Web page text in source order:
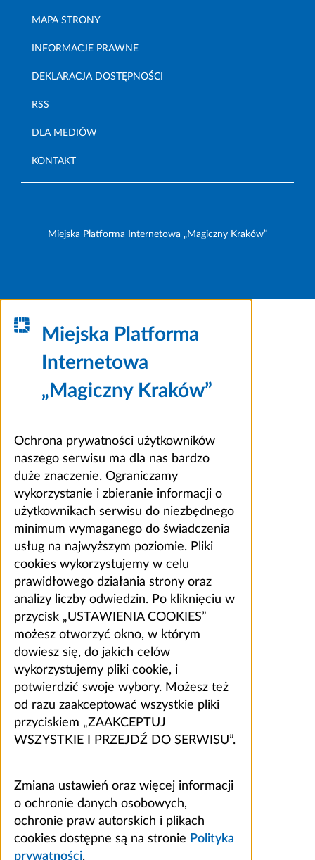
MAPA STRONY
INFORMACJE PRAWNE
DEKLARACJA DOSTĘPNOŚCI
RSS
DLA MEDIÓW
KONTAKT
Miejska Platforma Internetowa „Magiczny Kraków”
Miejska Platforma
Internetowa
„Magiczny Kraków”
Ochrona prywatności użytkowników
naszego serwisu ma dla nas bardzo
duże znaczenie. Ograniczamy
wykorzystanie i zbieranie informacji o
użytkownikach serwisu do niezbędnego
minimum wymaganego do świadczenia
usług na najwyższym poziomie. Pliki
cookies wykorzystujemy w celu
prawidłowego działania strony oraz
analizy liczby odwiedzin. Po kliknięciu w
przycisk „USTAWIENIA COOKIES”
możesz otworzyć okno, w którym
dowiesz się, do jakich celów
wykorzystujemy pliki cookie, i
potwierdzić swoje wybory. Możesz też
od razu zaakceptować wszystkie pliki
przyciskiem „ZAAKCEPTUJ
WSZYSTKIE I PRZEJDŹ DO SERWISU”.
Zmiana ustawień oraz więcej informacji
o ochronie danych osobowych,
ochronie praw autorskich i plikach
cookies dostępne są na stronie Polityka
prywatności.